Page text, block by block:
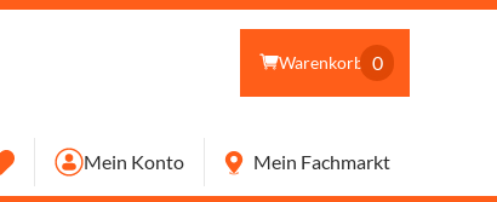
Warenkorb 0
Mein Konto Mein Fachmarkt